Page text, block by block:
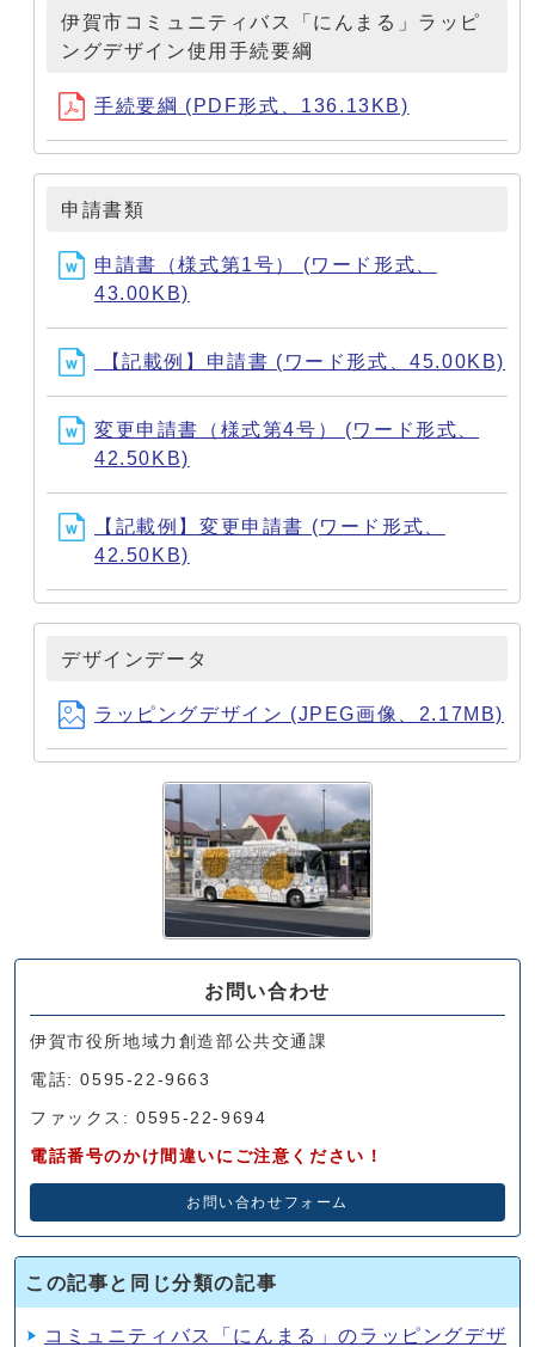
伊賀市コミュニティバス「にんまる」ラッピ
ングデザイン使用手続要綱
手続要綱 (PDF形式、136.13KB)
申請書類
申請書（様式第1号） (ワード形式、
43.00KB)
【記載例】申請書 (ワード形式、45.00KB)
変更申請書（様式第4号） (ワード形式、
42.50KB)
【記載例】変更申請書 (ワード形式、
42.50KB)
デザインデータ
ラッピングデザイン (JPEG画像、2.17MB)
お問い合わせ
伊賀市役所地域力創造部公共交通課
電話: 0595-22-9663
ファックス: 0595-22-9694
電話番号のかけ間違いにご注意ください！
お問い合わせフォーム
この記事と同じ分類の記事
コミュニティバス「にんまる」のラッピングデザ